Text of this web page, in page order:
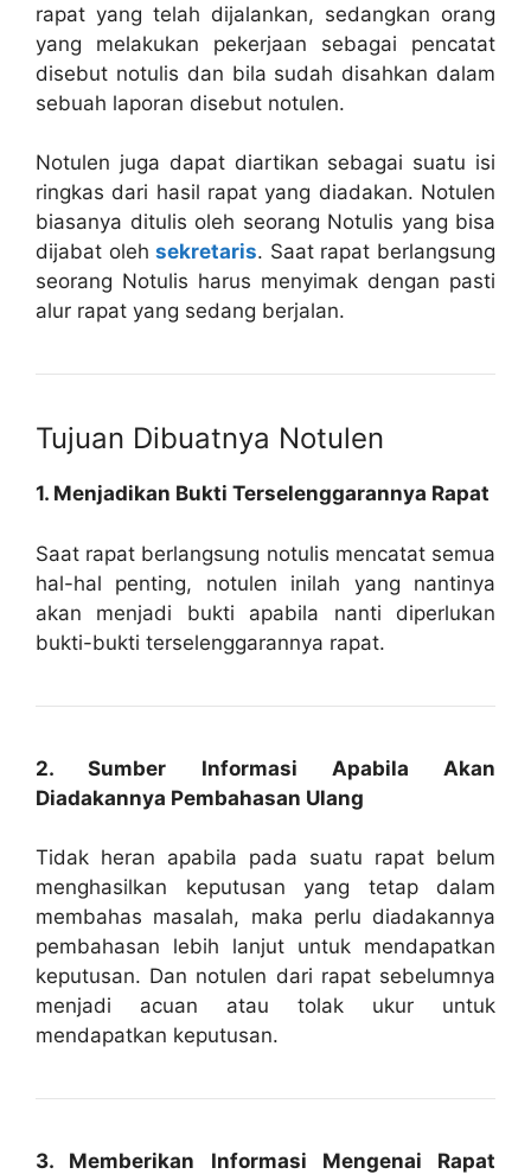
rapat yang telah dijalankan, sedangkan orang
yang melakukan pekerjaan sebagai pencatat
disebut notulis dan bila sudah disahkan dalam
sebuah laporan disebut notulen.
Notulen juga dapat diartikan sebagai suatu isi
ringkas dari hasil rapat yang diadakan. Notulen
biasanya ditulis oleh seorang Notulis yang bisa
dijabat olehsekretaris. Saat rapat berlangsung
seorang Notulis harus menyimak dengan pasti
alur rapat yang sedang berjalan.
Tujuan Dibuatnya Notulen
1. Menjadikan Bukti Terselenggarannya Rapat
Saat rapat berlangsung notulis mencatat semua
hal-hal penting, notulen inilah yang nantinya
akan menjadi bukti apabila nanti diperlukan
bukti-bukti terselenggarannya rapat.
2. Sumber Informasi Apabila Akan
Diadakannya Pembahasan Ulang
Tidak heran apabila pada suatu rapat belum
menghasilkan keputusan yang tetap dalam
membahas masalah, maka perlu diadakannya
pembahasan lebih lanjut untuk mendapatkan
keputusan. Dan notulen dari rapat sebelumnya
menjadi acuan atau tolak ukur untuk
mendapatkan keputusan.
3. Memberikan Informasi Mengenai Rapat